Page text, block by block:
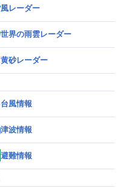
風レーダー
世界の雨雲レーダー
黄砂レーダー
台風情報
津波情報
避難情報